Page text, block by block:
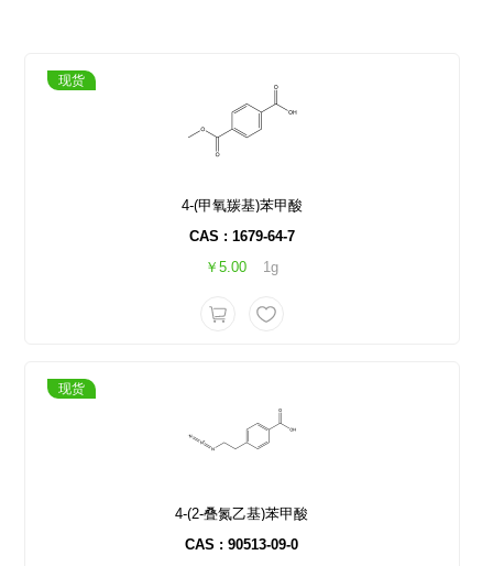
现货
4-(甲氧羰基)苯甲酸
CAS : 1679-64-7
￥5.00
1g
现货
4-(2-叠氮乙基)苯甲酸
CAS : 90513-09-0